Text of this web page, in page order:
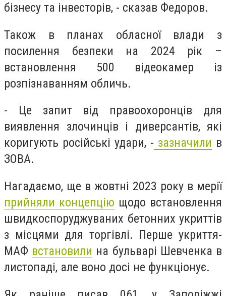
бізнесу та інвесторів, - сказав Федоров.
Також в планах обласної влади з
посилення безпеки на 2024 рік –
встановлення 500 відеокамер із
розпізнаванням обличь.
- Це запит від правоохоронців для
виявлення злочинців і диверсантів, які
коригують російські удари, - зазначили в
ЗОВА.
Нагадаємо, ще в жовтні 2023 року в мерії
прийняли концепцію щодо встановлення
швидкоспоруджуваних бетонних укриттів
з місцями для торгівлі. Перше укриття-
МАФ встановили на бульварі Шевченка в
листопаді, але воно досі не функціонує.